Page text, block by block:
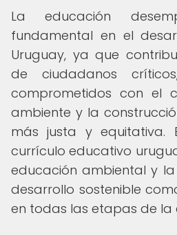
La educación
fundamental en el
Uruguay, ya que
de ciudadanos
comprometidos con el
ambiente y la
más justa y equitativa.
currículo educativo
educación ambiental y
desarrollo sostenible
en todas las etapas de la